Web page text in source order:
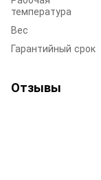
температура
Вес
Гарантийный срок
Отзывы